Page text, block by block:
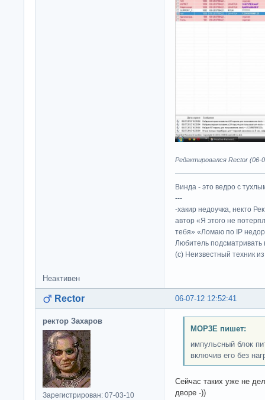
Редактировался Rector (06-
Винда - это ведро с
---
-хакир недоучка, некто
автор «Я этого не
тебя» «Ломаю по IP
Любитель подсматривать
(c) Неизвестный техник
Неактивен
06-07-12 12:52:41
Rector
ректор Захаров
Зарегистрирован: 07-03-10
MOP3E пишет:
импульсный блок
включив его без
Сейчас таких уже не
дворе -))